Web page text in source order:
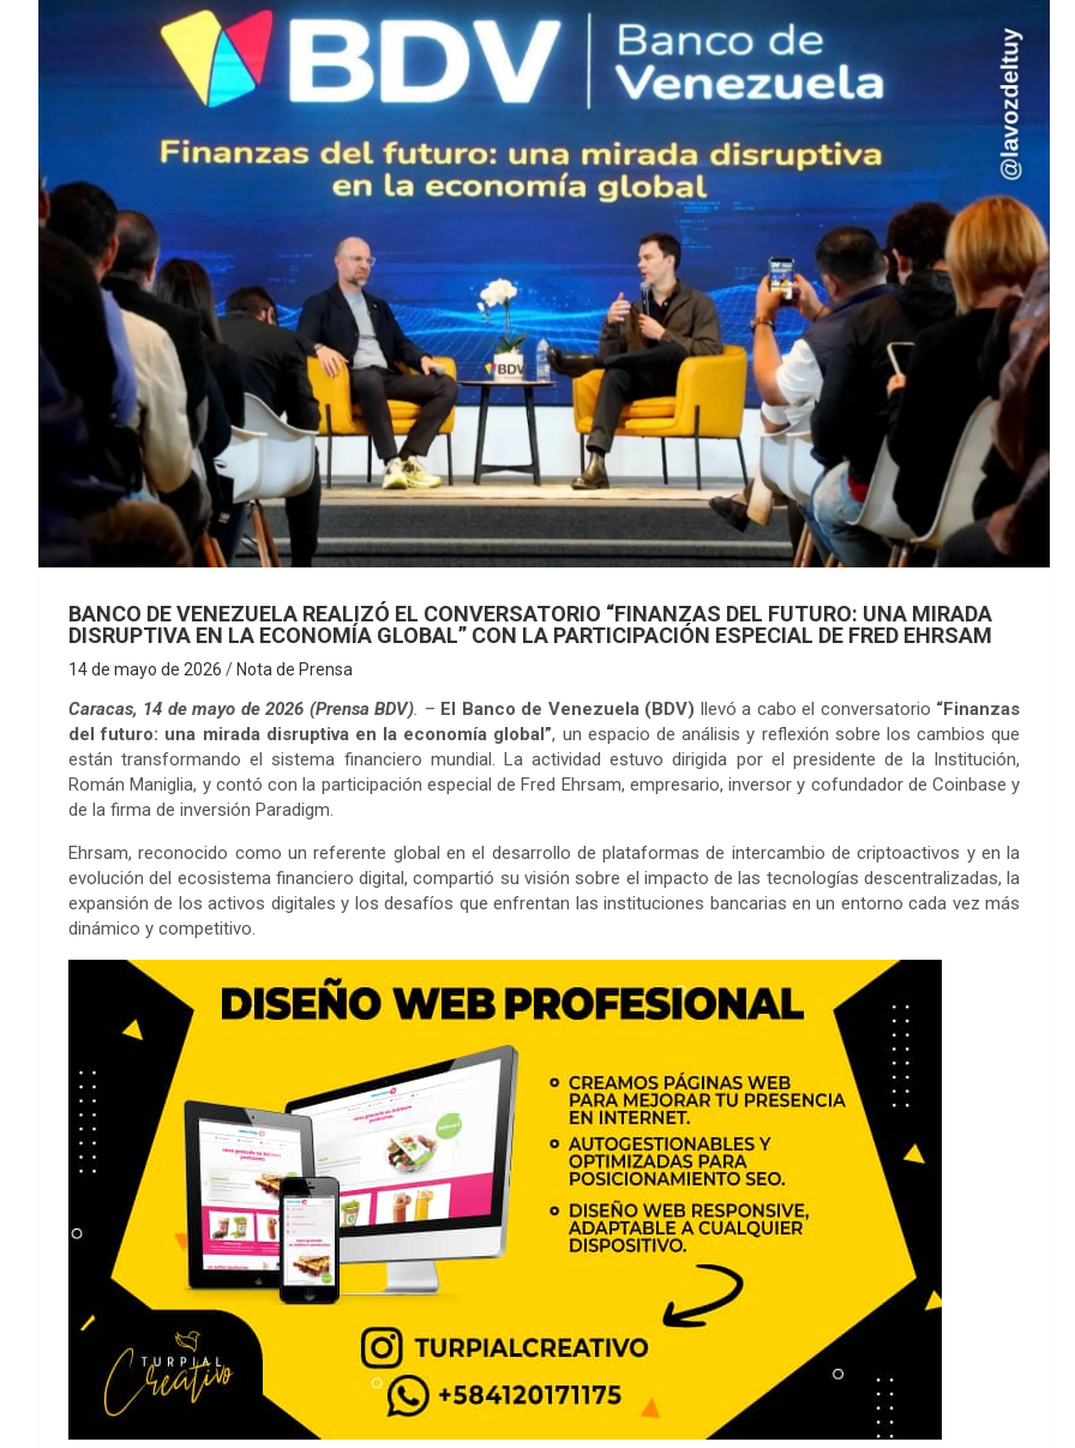
BANCO DE VENEZUELA REALIZÓ EL CONVERSATORIO “FINANZAS DEL FUTURO: UNA MIRADA
DISRUPTIVA EN LA ECONOMÍA GLOBAL” CON LA PARTICIPACIÓN ESPECIAL DE FRED EHRSAM
14 de mayo de 2026 Nota de Prensa
Caracas, 14 de mayo de 2026 (Prensa BDV). – El Banco de Venezuela (BDV) llevó a cabo el conversatorio “Finanzas
del futuro: una mirada disruptiva en la economía global”, un espacio de análisis y reflexión sobre los cambios que
están transformando el sistema financiero mundial. La actividad estuvo dirigida por el presidente de la Institución,
Román Maniglia, y contó con la participación especial de Fred Ehrsam, empresario, inversor y cofundador de Coinbase y
de la firma de inversión Paradigm.
Ehrsam, reconocido como un referente global en el desarrollo de plataformas de intercambio de criptoactivos y en la
evolución del ecosistema financiero digital, compartió su visión sobre el impacto de las tecnologías descentralizadas, la
expansión de los activos digitales y los desafíos que enfrentan las instituciones bancarias en un entorno cada vez más
dinámico y competitivo.